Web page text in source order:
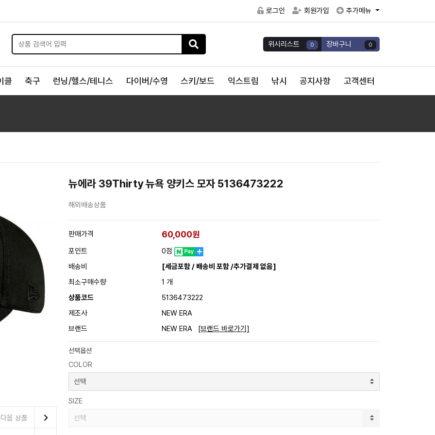
로그인 회원가입 추가메뉴
위시리스트 0 장바구니 0
클 축구 런닝/헬스/테니스 다이버/수영 스키/보드 익스트림 낚시 공지사항 고객센터
다음 상품
뉴에라 39Thirty 뉴욕 양키스 모자 5136473222
해외배송상품
판매가격 60,000원
포인트
0점
배송비
[세금포함 / 배송비 포함 /추가결제 없음]
최소구매수량
1 개
상품코드
5136473222
제조사
NEW ERA
브랜드
NEW ERA [브랜드 바로가기]
선택옵션
COLOR
SIZE